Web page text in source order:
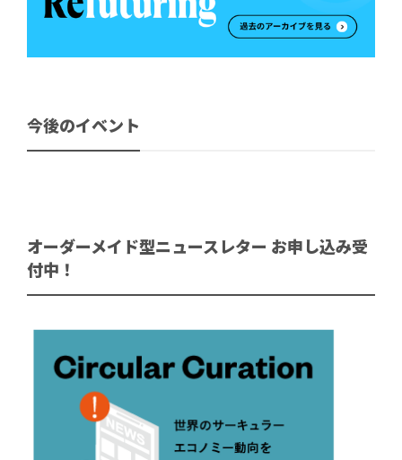
今後のイベント
オーダーメイド型ニュースレター お申し込み受
付中！